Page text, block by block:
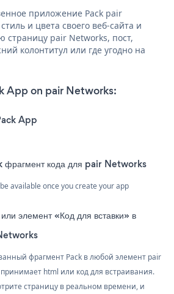
приложение Pack pair
и цвета своего веб-сайта и
страницу pair Networks, пост,
колонтитул или где угодно на
App on pair Networks:
App
фрагмент кода для pair Networks
available once you create your app
элемент «Код для вставки» в
фрагмент Pack в любой элемент pair
html или код для встраивания.
страницу в реальном времени, и